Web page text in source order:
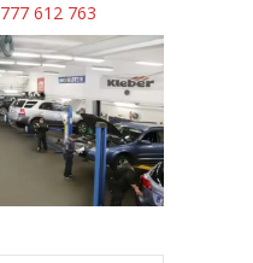
777 612 763